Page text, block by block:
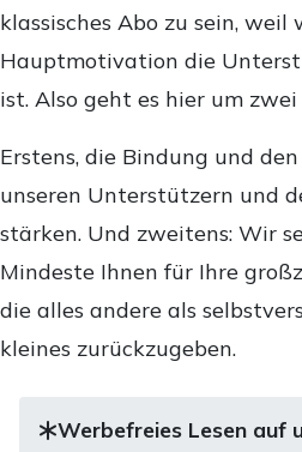
klassisches Abo zu sein, weil
Hauptmotivation die
ist. Also geht es hier um zwei
Erstens, die Bindung und
unseren Unterstützern und
stärken. Und zweitens: Wir
Mindeste Ihnen für Ihre
die alles andere als
kleines zurückzugeben.
Werbefreies Lesen auf